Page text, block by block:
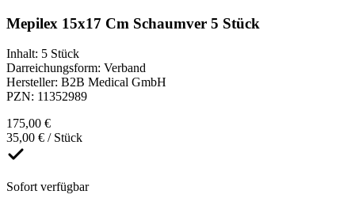
Mepilex 15x17 Cm Schaumver 5 Stück
Inhalt: 5 Stück
Darreichungsform: Verband
Hersteller: B2B Medical GmbH
PZN: 11352989
175,00 €
35,00 € / Stück
Sofort verfügbar